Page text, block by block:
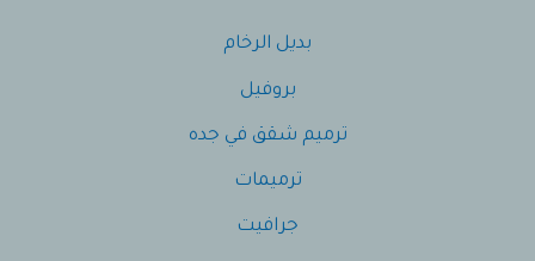
بديل الرخام
بروفيل
ترميم شقق في جده
ترميمات
جرافيت